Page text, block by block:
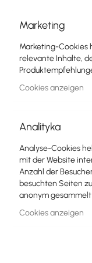
GPON
LAN-Kabel
LAN-Router
MikroTik-
Überwachung,
Outdoor-WiFi-
Marketing
Marketing-Cookies
relevante Inhalte,
Cookies anzeigen
Analityka
Analyse-Cookies
mit der Website
Anzahl der
besuchten Seiten
anonym
Cookies anzeigen